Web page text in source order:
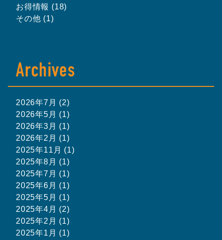
お得情報 (18)
その他 (1)
2026年7月 (2)
2026年5月 (1)
2026年3月 (1)
2026年2月 (1)
2025年11月 (1)
2025年8月 (1)
2025年7月 (1)
2025年6月 (1)
2025年5月 (1)
2025年4月 (2)
2025年2月 (1)
2025年1月 (1)